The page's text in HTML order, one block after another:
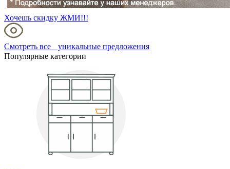
Хочешь скидку ЖМИ!!!
Смотреть все уникальные предложения
Популярные категории